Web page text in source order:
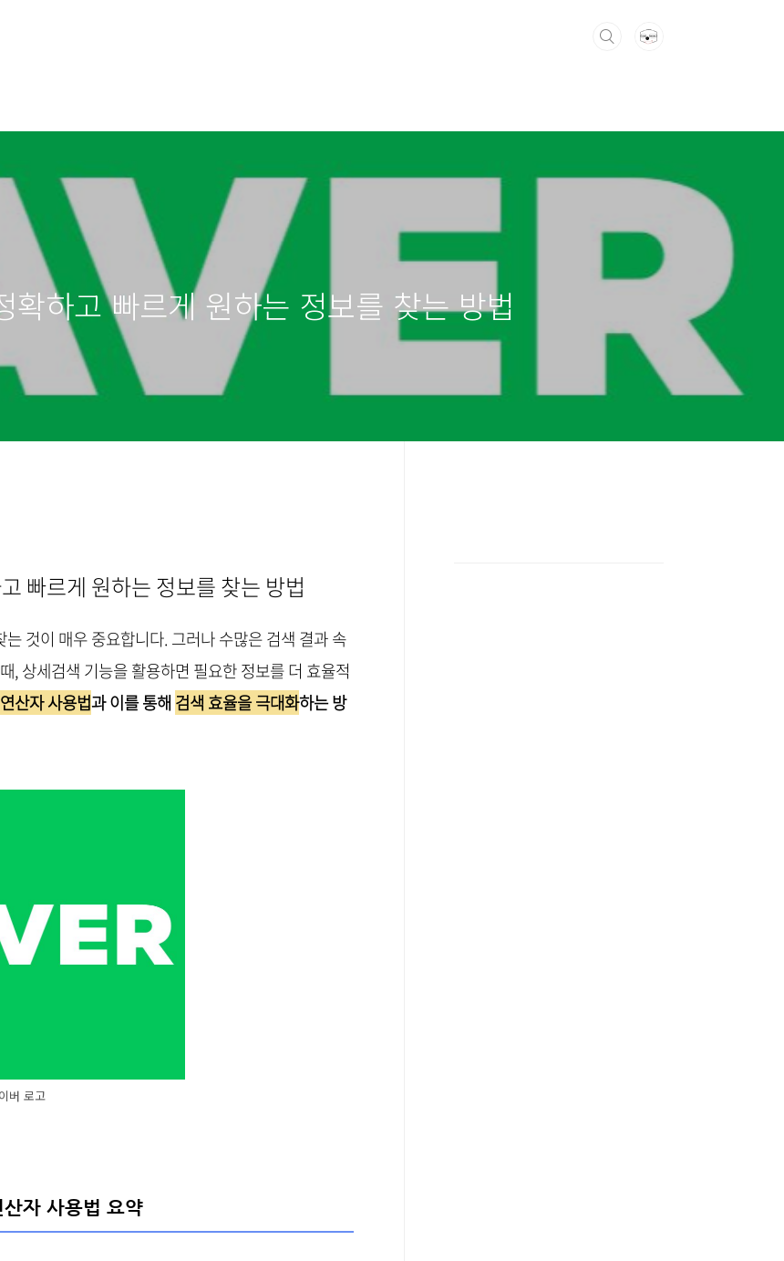
확하고 빠르게 원하는 정보를 찾는 방법
빠르게 원하는 정보를 찾는 방법
것이 매우 중요합니다. 그러나 수많은 검색 결과 속
, 상세검색 기능을 활용하면 필요한 정보를 더 효율적
연산자 사용법과 이를 통해 검색 효율을 극대화하는 방
버 로고
자 사용법 요약